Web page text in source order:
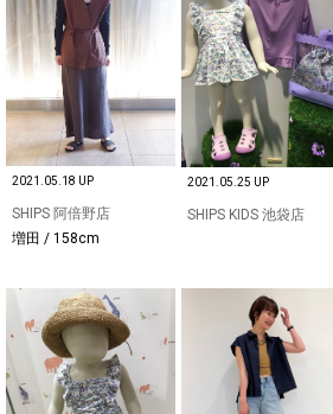
2021.05.18 UP
SHIPS 阿倍野店
増田 / 158cm
2021.05.25 UP
SHIPS KIDS 池袋店